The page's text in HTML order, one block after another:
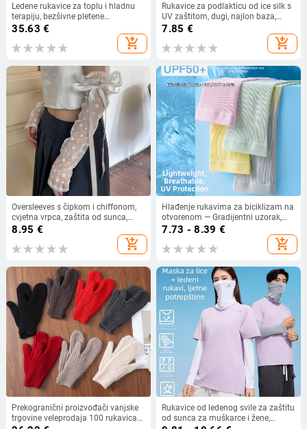
Ledene rukavice za toplu i hladnu
terapiju, bezšivne pletene
kompresije sa Spandex/Lycra i
Nylon 30%, dizajn s pola prsta, OEM
podrška
35.63 €
add_shopping_cart
Rukavice za podlakticu od ice silk s
UV zaštitom, dugi, najlon baza,
sadržaj 90.8%
7.85 €
add_shopping_cart
Oversleeves s čipkom i chiffonom,
cvjetna vrpca, zaštita od sunca,
najlon, 50–70% glavna tkanina,
PATTKIN, Proljeće-Ljeto 2023
8.95 €
add_shopping_cart
Hlađenje rukavima za biciklizam na
otvorenom — Gradijentni uzorak,
najlonska tkanina 70-80%
7.73 - 8.39 €
add_shopping_cart
Prekogranični proizvođači vanjske
trgovine veleprodaja 100 rukavica
Rukavice od ledenog svile za zaštitu
od sunca za muškarce i žene,